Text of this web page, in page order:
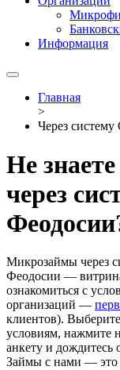
Информация
Главная
>
Через систему
Не
через
Микрозаймы через
Феодосии —
ознакомиться с
организаций —
клиентов).
условиям, нажмите
анкету и дождитесь
Займы с нами — это